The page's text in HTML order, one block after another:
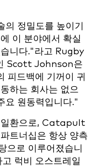
정밀도를 높이기
이 분야에서 확실
니다."라고 Rugby
Scott Johnson은
피드백에 기꺼이 귀
하는 회사는 없으
요 원동력입니다."
일환으로, Catapult
트너십은 항상 양측
으로 이루어졌습니
럭비 오스트레일